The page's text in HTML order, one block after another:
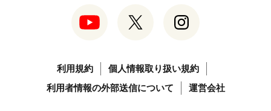
利用規約
個人情報取り扱い規約
利用者情報の外部送信について
運営会社